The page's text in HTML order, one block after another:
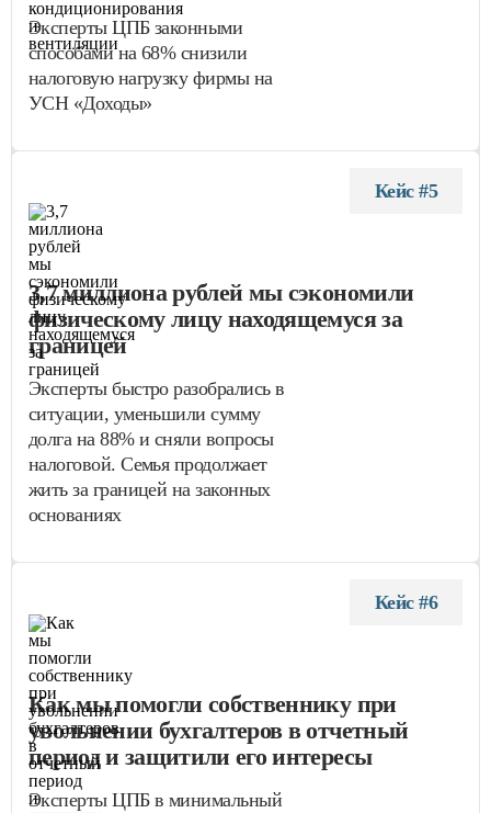
Эксперты ЦПБ законными
способами на 68% снизили
налоговую нагрузку фирмы на
УСН «Доходы»
Кейс #5
3,7 миллиона рублей мы сэкономили
физическому лицу находящемуся за
границей
Эксперты быстро разобрались в
ситуации, уменьшили сумму
долга на 88% и сняли вопросы
налоговой. Семья продолжает
жить за границей на законных
основаниях
Кейс #6
Как мы помогли собственнику при
увольнении бухгалтеров в отчетный
период и защитили его интересы
Эксперты ЦПБ в минимальный